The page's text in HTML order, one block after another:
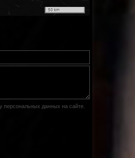
50 km
персональных данных на сайте.